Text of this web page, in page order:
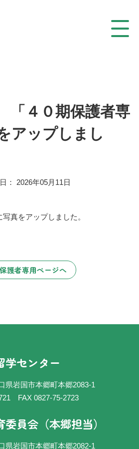
「４０期保護者専
アップしまし
： 2026年05月11日
真をアップしました。
保護者専用ページへ
学センター
県岩国市本郷町本郷2083-1
FAX 0827-75-2723
員会（本郷担当）
県岩国市本郷町本郷2082-1